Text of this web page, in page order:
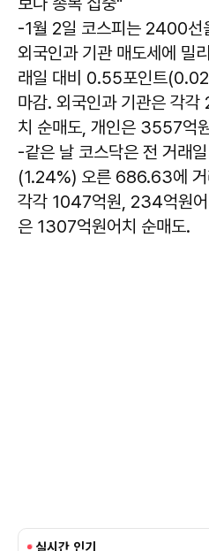
-1월 2일 코스피는 2400선
외국인과 기관 매도세에 밀
래일 대비 0.55포인트
마감. 외국인과 기관은 각
치 순매도, 개인은 3557억
-같은 날 코스닥은 전 거래
(1.24%) 오른 686.63에 거
각각 1047억원, 234억원어
은 1307억원어치 순매도.